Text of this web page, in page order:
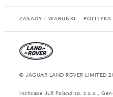
ZASADY I WARUNKI POLITYKA
© JAGUAR LAND ROVER LIMITED
Inchcape JLR Poland sp. z o.o.,